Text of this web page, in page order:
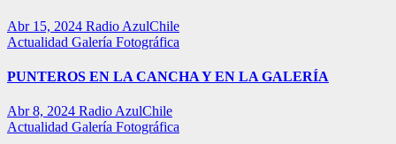
Abr 15, 2024 Radio AzulChile
Actualidad Galería Fotográfica
PUNTEROS EN LA CANCHA Y EN LA GALERÍA
Abr 8, 2024 Radio AzulChile
Actualidad Galería Fotográfica